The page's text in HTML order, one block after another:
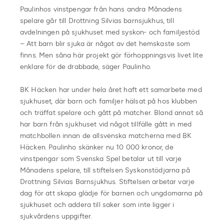
Paulinhos vinstpengar från hans andra Månadens
spelare går till Drottning Silvias barnsjukhus, till
avdelningen på sjukhuset med syskon- och familjestöd.
– Att barn blir sjuka är något av det hemskaste som
finns. Men såna här projekt gör förhoppningsvis livet lite
enklare för de drabbade, säger Paulinho.
BK Häcken har under hela året haft ett samarbete med
sjukhuset, där barn och familjer hälsat på hos klubben
och träffat spelare och gått på matcher. Bland annat så
har barn från sjukhuset vid något tillfälle gått in med
matchbollen innan de allsvenska matcherna med BK
Häcken. Paulinho skänker nu 10 000 kronor, de
vinstpengar som Svenska Spel betalar ut till varje
Månadens spelare, till stiftelsen Syskonstödjarna på
Drottning Silvias Barnsjukhus. Stiftelsen arbetar varje
dag för att skapa glädje för barnen och ungdomarna på
sjukhuset och addera till saker som inte ligger i
sjukvårdens uppgifter.